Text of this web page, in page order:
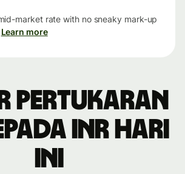
market rate with no sneaky mark-up
Learn more
pertukaran
INR hari
ini